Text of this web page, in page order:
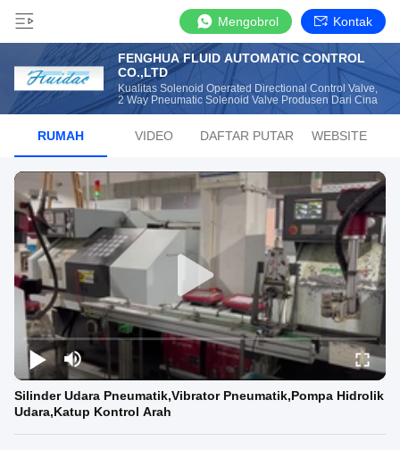
Mengobrol Kontak
FENGHUA FLUID AUTOMATIC CONTROL
CO.,LTD
Kualitas Solenoid Operated Directional Control Valve,
2 Way Pneumatic Solenoid Valve Produsen Dari Cina
RUMAH VIDEO DAFTAR PUTAR WEBSITE
Silinder Udara Pneumatik,Vibrator Pneumatik,Pompa Hidrolik
Udara,Katup Kontrol Arah